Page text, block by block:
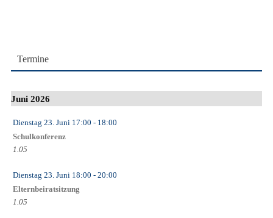
Termine
Juni 2026
Dienstag 23. Juni 17:00 - 18:00
Schulkonferenz
1.05
Dienstag 23. Juni 18:00 - 20:00
Elternbeiratsitzung
1.05